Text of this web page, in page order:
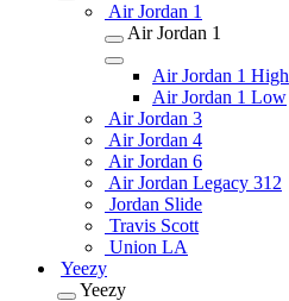
Air Jordan 1
Air Jordan 1
Air Jordan 1 High
Air Jordan 1 Low
Air Jordan 3
Air Jordan 4
Air Jordan 6
Air Jordan Legacy 312
Jordan Slide
Travis Scott
Union LA
Yeezy
Yeezy